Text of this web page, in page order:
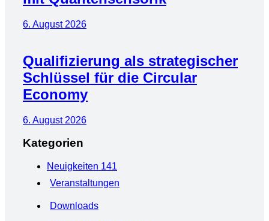
6. August 2026
Qualifizierung als strategischer
Schlüssel für die Circular
Economy
6. August 2026
Kategorien
Neuigkeiten 141
Veranstaltungen
Downloads